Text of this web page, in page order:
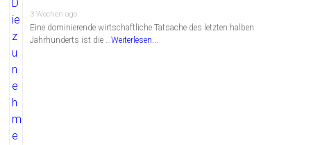
3 Wochen ago
Eine dominierende wirtschaftliche Tatsache des letzten halben
Jahrhunderts ist die …Weiterlesen...